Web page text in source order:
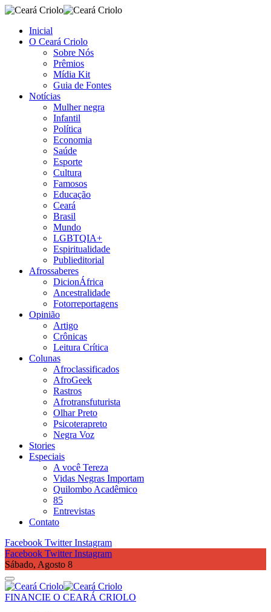
Inicial
O Ceará Criolo
Sobre Nós
Prêmios
Mídia Kit
Guia de Fontes
Notícias
Mulher negra
Infantil
Política
Economia
Saúde
Esporte
Cultura
Famosos
Educação
Ceará
Brasil
Mundo
LGBTQIA+
Espiritualidade
Publieditorial
Afrossaberes
DicionÁfrica
Ancestralidade
Fotorreportagens
Opinião
Artigo
Crônicas
Leitura Crítica
Colunas
Afroclassificados
AfroGeek
Rastros
Afrotransfuturista
Olhar Preto
Psicoterapreto
Negra Voz
Stories
Especiais
A você Tereza
Vidas Negras Importam
Quilombo Acadêmico
85
Entrevistas
Contato
Facebook Twitter Instagram
Facebook Twitter Instagram
Sábado, Agosto 8
FINANCIE O CEARÁ CRIOLO